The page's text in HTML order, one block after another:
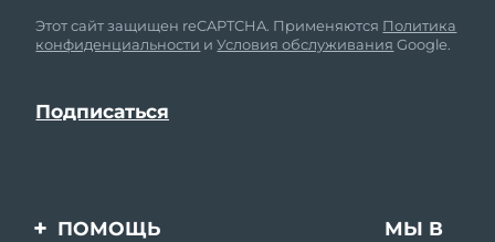
Этот сайт защищен reCAPTCHA. Применяются Политика
конфиденциальности иУсловия обслуживания Google.
ПОМОЩЬ
МЫ В